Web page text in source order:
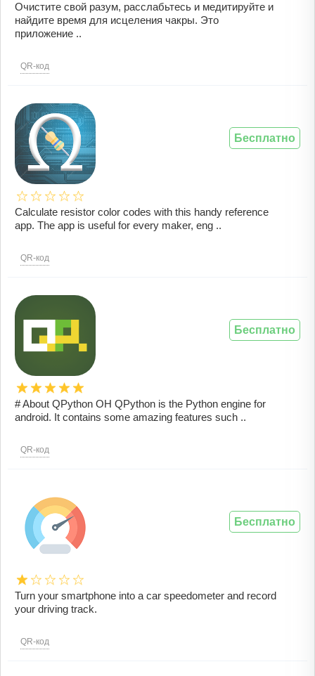
Очистите свой разум, расслабьтесь и медитируйте и
найдите время для исцеления чакры. Это
приложение ..
QR-код
Calculate resistor color codes with this handy reference
app. The app is useful for every maker, eng ..
QR-код
Бесплатно
# About QPython OH QPython is the Python engine for
android. It contains some amazing features such ..
QR-код
Бесплатно
Turn your smartphone into a car speedometer and record
your driving track.
QR-код
Бесплатно